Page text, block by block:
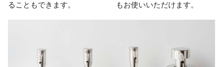
ることもできます。
もお使いいただけます。